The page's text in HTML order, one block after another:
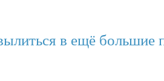
в ещё большие